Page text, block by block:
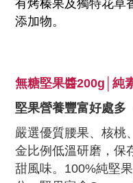
有烤榛果及獨特花草
添加物。
無糖堅果醬200g│純
堅果營養豐富好處
嚴選優質腰果、核桃
金比例低溫研磨，保
甜風味。100%純堅